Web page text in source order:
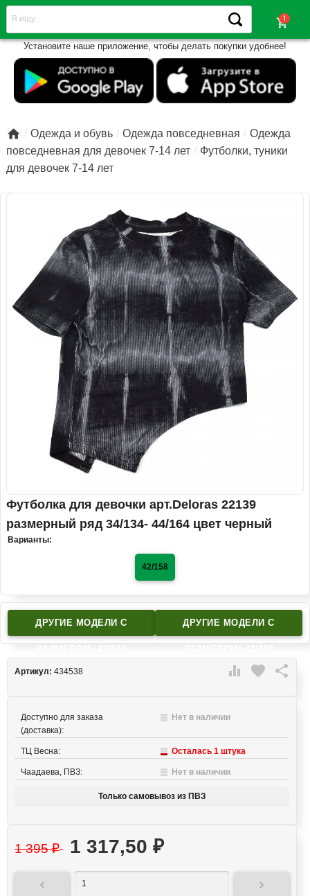
shopping_cart
Установите наше приложение, чтобы делать покупки удобнее!
 Одежда и обувь Одежда повседневная
Одежда
повседневная для девочек 7-14 лет
Футболки, туники
для девочек 7-14 лет
Футболка для девочки арт.Deloras 22139
размерный ряд 34/134- 44/164 цвет черный
Варианты:
42/158
ДРУГИЕ МОДЕЛИ C ДРУГИЕ МОДЕЛИ C
 favorite 
Артикул: 434538
Доступно для заказа
(доставка):
Нет в наличии
ТЦ Весна: Осталась 1 штука
Чаадаева, ПВЗ: Нет в наличии
Только самовывоз из ПВЗ
1 395₽ 1 317,50 ₽
 